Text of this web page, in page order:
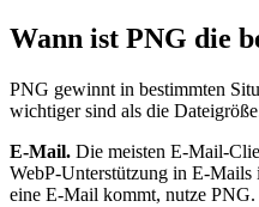
Wann ist PNG die
PNG gewinnt in bestimmten
wichtiger sind als die
E-Mail. Die meisten E-Mail-
WebP-Unterstützung in E-
eine E-Mail kommt, nutze PNG.